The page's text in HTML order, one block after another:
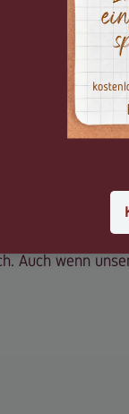
Eltern nicht
mit.
keine
doch
Stimmung
so tief,
wollen sie
Unfassbar viel
Auch wenn